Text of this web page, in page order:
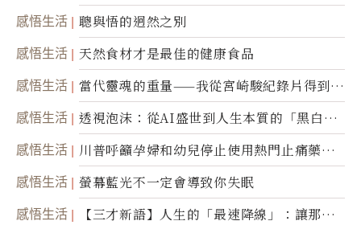
感悟生活 聰與悟的迥然之別
感悟生活 天然食材才是最佳的健康食品
感悟生活
當代靈魂的重量——我從宮崎駿紀錄片得到的
省思
感悟生活
透視泡沫：從AI盛世到人生本質的「黑白一
瞬」
感悟生活
川普呼籲孕婦和幼兒停止使用熱門止痛藥泰
諾
感悟生活 螢幕藍光不一定會導致你失眠
感悟生活
【三才新語】人生的「最速降線」：讓那道